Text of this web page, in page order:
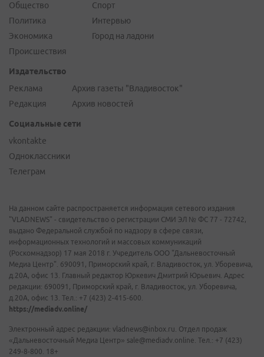
Общество
Политика
Экономика
Происшествия
Спорт
Интервью
Город на ладони
Издательство
Реклама
Редакция
Архив газеты "Владивосток"
Архив новостей
Социальные сети
vkontakte
Одноклассники
Телеграм
На данном сайте распространяется информация сетевого издания
"VLADNEWS" - свидетельство о регистрации СМИ ЭЛ № ФС 77 - 72742,
выдано Федеральной службой по надзору в сфере связи,
информационных технологий и массовых коммуникаций
(Роскомнадзор) 17 мая 2018 г. Учредитель ООО "Дальневосточный
Медиа Центр". 690091, Приморский край, г. Владивосток, ул. Уборевича,
д.20А, офис 13. Главный редактор Юркевич Дмитрий Юрьевич. Адрес
редакции: 690091, Приморский край, г. Владивосток, ул. Уборевича,
д.20А, офис 13. Тел.: +7 (423) 2-415-600.
https://mediadv.online/
Электронный адрес редакции: vladnews@inbox.ru. Отдел продаж
«Дальневосточный Медиа Центр» sale@mediadv.online. Тел.: +7 (423)
249-8-800. 18+